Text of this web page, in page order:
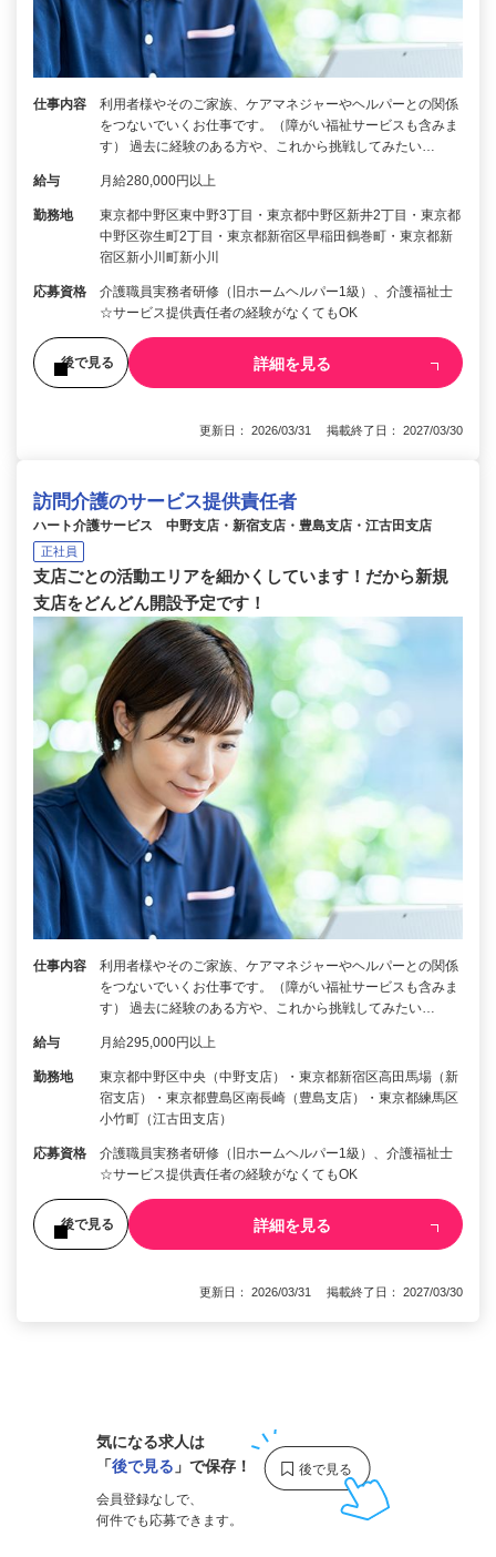
仕事内容
利用者様やそのご家族、ケアマネジャーやヘルパーとの関係
をつないでいくお仕事です。（障がい福祉サービスも含みま
す） 過去に経験のある方や、これから挑戦してみたい…
給与 月給280,000円以上
勤務地
東京都中野区東中野3丁目・東京都中野区新井2丁目・東京都
中野区弥生町2丁目・東京都新宿区早稲田鶴巻町・東京都新
宿区新小川町新小川
応募資格
介護職員実務者研修（旧ホームヘルパー1級）、介護福祉士
☆サービス提供責任者の経験がなくてもOK
後で見る 詳細を見る
更新日： 2026/03/31 掲載終了日： 2027/03/30
訪問介護のサービス提供責任者
ハート介護サービス 中野支店・新宿支店・豊島支店・江古田支店
正社員
支店ごとの活動エリアを細かくしています！だから新規
支店をどんどん開設予定です！
仕事内容
利用者様やそのご家族、ケアマネジャーやヘルパーとの関係
をつないでいくお仕事です。（障がい福祉サービスも含みま
す） 過去に経験のある方や、これから挑戦してみたい…
給与 月給295,000円以上
勤務地
東京都中野区中央（中野支店）・東京都新宿区高田馬場（新
宿支店）・東京都豊島区南長崎（豊島支店）・東京都練馬区
小竹町（江古田支店）
応募資格
介護職員実務者研修（旧ホームヘルパー1級）、介護福祉士
☆サービス提供責任者の経験がなくてもOK
後で見る 詳細を見る
更新日： 2026/03/31 掲載終了日： 2027/03/30
気になる求人は
「後で見る 」で保存！
会員登録なしで、
何件でも応募できます。